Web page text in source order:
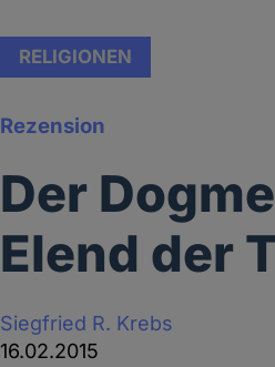
RELIGIONEN
Rezension
Der
Elend der
Siegfried R. Krebs
16.02.2015